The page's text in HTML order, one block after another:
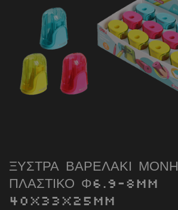
ΞΥΣΤΡΑ ΒΑΡΕΛΑΚΙ ΜΟΝΗ
ΠΛΑΣΤΙΚΟ Φ6.9-8mm
40x33x25mm